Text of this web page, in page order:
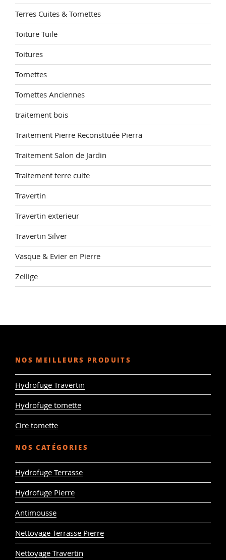
Terres Cuites & Tomettes
Toiture Tuile
Toitures
Tomettes
Tomettes Anciennes
traitement bois
Traitement Pierre Reconsttuée Pierra
Traitement Salon de Jardin
Traitement terre cuite
Travertin
Travertin exterieur
Travertin Silver
Vasque & Evier en Pierre
Zellige
NOS MEILLEURS PRODUITS
Hydrofuge Travertin
Hydrofuge tomette
Cire tomette
NOS CATÉGORIES
Hydrofuge Terrasse
Hydrofuge Pierre
Antimousse
Nettoyage Terrasse Pierre
Nettoyage Travertin